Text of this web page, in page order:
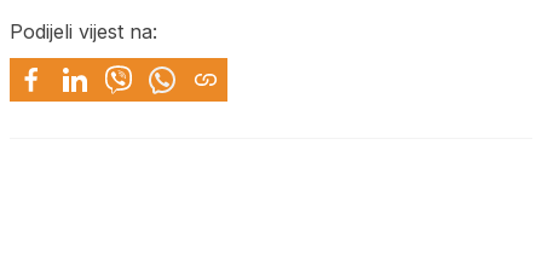
Podijeli vijest na: